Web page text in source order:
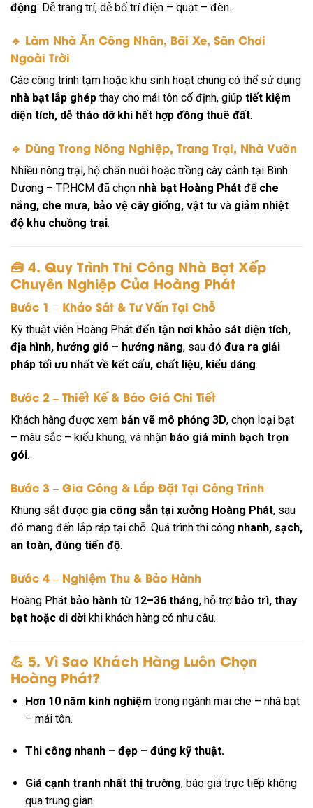
động. Dễ trang trí, dễ bố trí điện – quạt – đèn.
🔹 Làm Nhà Ăn Công Nhân, Bãi Xe, Sân Chơi
Ngoài Trời
Các công trình tạm hoặc khu sinh hoạt chung có thể sử dụng
nhà bạt lắp ghép thay cho mái tôn cố định, giúp tiết kiệm
diện tích, dễ tháo dỡ khi hết hợp đồng thuê đất.
🔹 Dùng Trong Nông Nghiệp, Trang Trại, Nhà Vườn
Nhiều nông trại, hộ chăn nuôi hoặc trồng cây cảnh tại Bình
Dương – TP.HCM đã chọn nhà bạt Hoàng Phát để che
nắng, che mưa, bảo vệ cây giống, vật tưvà giảm nhiệt
độ khu chuồng trại.
🧰 4. Quy Trình Thi Công Nhà Bạt Xếp
Chuyên Nghiệp Của Hoàng Phát
Bước 1 – Khảo Sát & Tư Vấn Tại Chỗ
Kỹ thuật viên Hoàng Phát đến tận nơi khảo sát diện tích,
địa hình, hướng gió – hướng nắng, sau đó đưa ra giải
pháp tối ưu nhất về kết cấu, chất liệu, kiểu dáng.
Bước 2 – Thiết Kế & Báo Giá Chi Tiết
Khách hàng được xem bản vẽ mô phỏng 3D, chọn loại bạt
– màu sắc – kiểu khung, và nhận báo giá minh bạch trọn
gói.
Bước 3 – Gia Công & Lắp Đặt Tại Công Trình
Khung sắt được gia công sẵn tại xưởng Hoàng Phát, sau
đó mang đến lắp ráp tại chỗ. Quá trình thi công nhanh, sạch,
an toàn, đúng tiến độ.
Bước 4 – Nghiệm Thu & Bảo Hành
Hoàng Phát bảo hành từ 12–36 tháng, hỗ trợ bảo trì, thay
bạt hoặc di dời khi khách hàng có nhu cầu.
💪 5. Vì Sao Khách Hàng Luôn Chọn
Hoàng Phát?
Hơn 10 năm kinh nghiệm trong ngành mái che – nhà bạt
– mái tôn.
Thi công nhanh – đẹp – đúng kỹ thuật.
Giá cạnh tranh nhất thị trường, báo giá trực tiếp không
qua trung gian.